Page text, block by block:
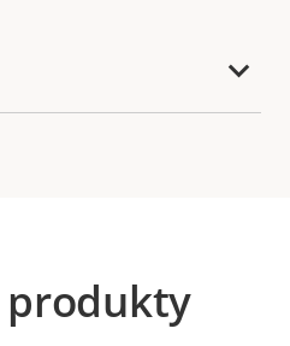
produkty